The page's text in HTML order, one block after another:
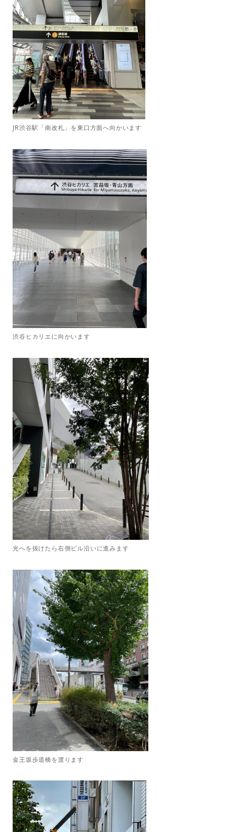
JR渋谷駅「南改札」を東口方面へ向かいます
渋谷ヒカリエに向かいます
光へを抜けたら右側ビル沿いに進みます
金王坂歩道橋を渡ります